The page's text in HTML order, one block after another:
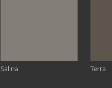
Salina Terra